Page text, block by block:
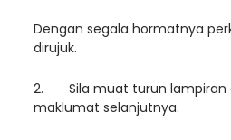
Dengan segala hormatnya
dirujuk.
2. Sila muat turun lampiran
maklumat selanjutnya.